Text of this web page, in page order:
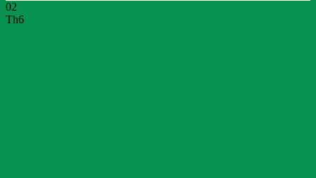
02
Th6